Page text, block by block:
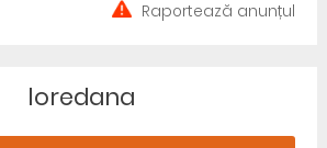
Raportează anunțul
loredana